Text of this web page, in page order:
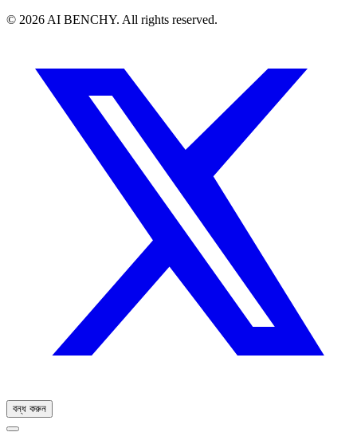
© 2026 AI BENCHY. All rights reserved.
বন্ধ করুন